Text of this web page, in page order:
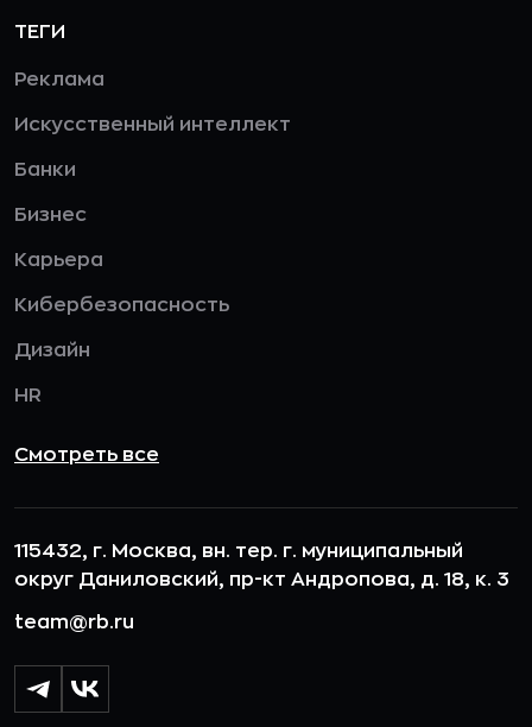
ТЕГИ
Реклама
Искусственный интеллект
Банки
Бизнес
Карьера
Кибербезопасность
Дизайн
HR
Смотреть все
115432, г. Москва, вн. тер. г. муниципальный
округ Даниловский, пр-кт Андропова, д. 18, к. 3
team@rb.ru